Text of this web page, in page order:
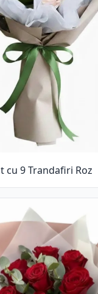
cu 9 Trandafiri Roz